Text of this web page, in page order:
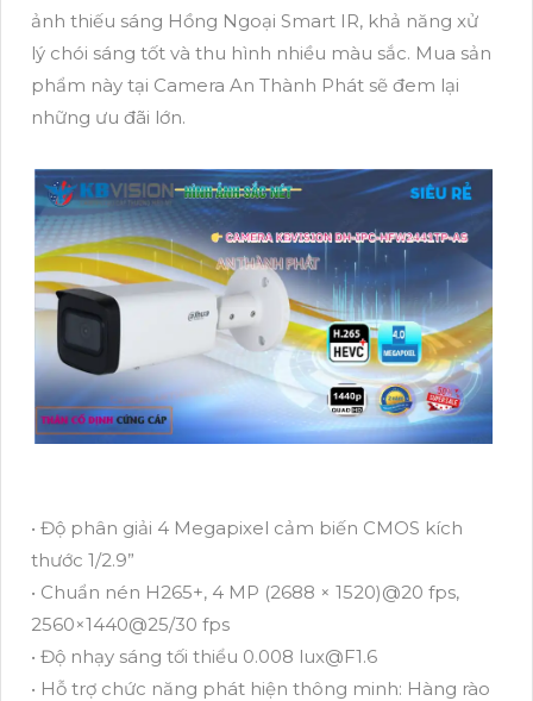
ảnh thiếu sáng Hồng Ngoại Smart IR, khả năng xử
lý chói sáng tốt và thu hình nhiều màu sắc. Mua sản
phẩm này tại Camera An Thành Phát sẽ đem lại
những ưu đãi lớn.
• Độ phân giải 4 Megapixel cảm biến CMOS kích
thước 1/2.9”
• Chuẩn nén H265+, 4 MP (2688 × 1520)@20 fps,
2560×1440@25/30 fps
• Độ nhạy sáng tối thiểu 0.008 lux@F1.6
• Hỗ trợ chức năng phát hiện thông minh: Hàng rào